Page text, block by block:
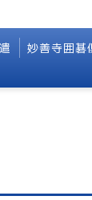
妙善寺囲碁